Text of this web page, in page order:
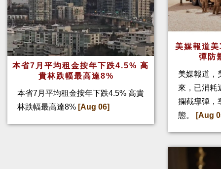
本省7月平均租金按年下跌4.5% 高
貴林跌幅最高達8%
本省7月平均租金按年下跌4.5% 高貴
林跌幅最高達8% [Aug 06]
美媒報道
彈防
美媒報道，
來，已消耗
攔截導彈，
態。
[Aug